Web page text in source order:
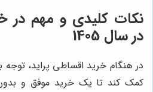
نکات کلیدی و مهم در
در سال 1405
در هنگام خرید اقساطی پراید، توجه
کمک کند تا یک خرید موفق و